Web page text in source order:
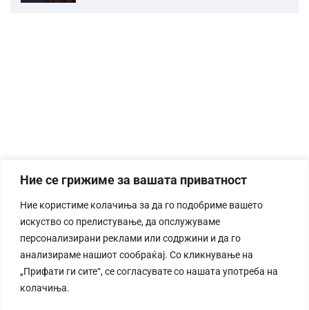
Ние се грижиме за вашата приватност
Ние користиме колачиња за да го подобриме вашето
искуство со прелистување, да опслужуваме
персонализирани реклами или содржини и да го
анализираме нашиот сообраќај. Со кликнување на
„Прифати ги сите“, се согласувате со нашата употреба на
колачиња.